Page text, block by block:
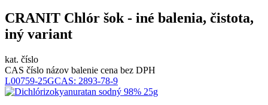
CRANIT Chlór šok - iné balenia, čistota,
iný variant
kat. číslo
CAS číslo názov balenie cena bez DPH
L00759-25GCAS: 2893-78-9